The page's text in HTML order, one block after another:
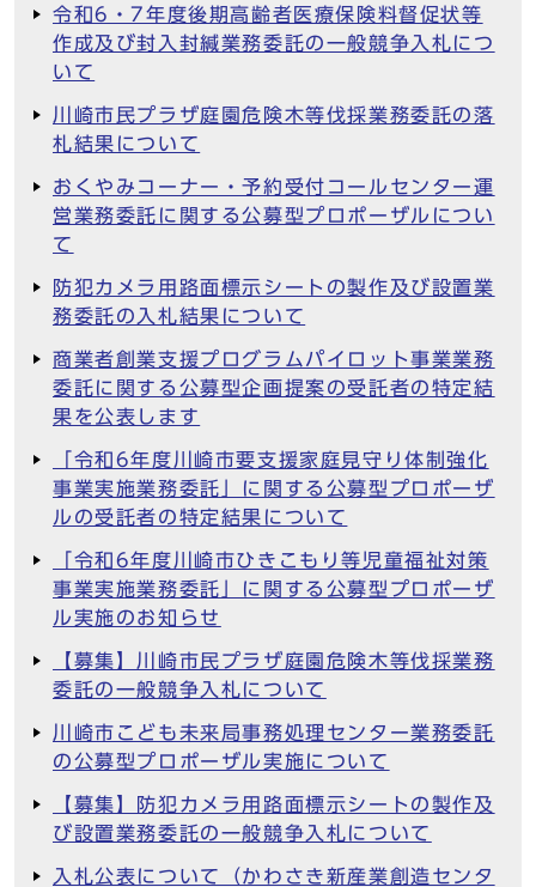
令和6・7年度後期高齢者医療保険料督促状等
作成及び封入封緘業務委託の一般競争入札につ
いて
川崎市民プラザ庭園危険木等伐採業務委託の落
札結果について
おくやみコーナー・予約受付コールセンター運
営業務委託に関する公募型プロポーザルについ
て
防犯カメラ用路面標示シートの製作及び設置業
務委託の入札結果について
商業者創業支援プログラムパイロット事業業務
委託に関する公募型企画提案の受託者の特定結
果を公表します
「令和6年度川崎市要支援家庭見守り体制強化
事業実施業務委託」に関する公募型プロポーザ
ルの受託者の特定結果について
「令和6年度川崎市ひきこもり等児童福祉対策
事業実施業務委託」に関する公募型プロポーザ
ル実施のお知らせ
【募集】川崎市民プラザ庭園危険木等伐採業務
委託の一般競争入札について
川崎市こども未来局事務処理センター業務委託
の公募型プロポーザル実施について
【募集】防犯カメラ用路面標示シートの製作及
び設置業務委託の一般競争入札について
入札公表について（かわさき新産業創造センタ